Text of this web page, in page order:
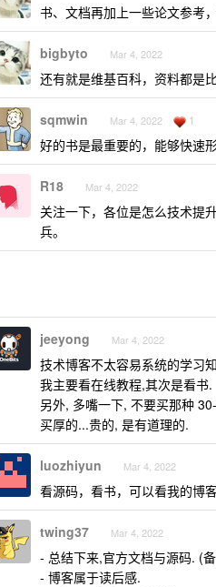
书、文档再加上一些论文参考
bigbyto Mar 4, 2022
还有就是维基百科，资料都是
sqmwin Mar 4, 2022 1
好的书是最重要的，能够快速
R18 Mar 4, 2022
关注一下，各位是怎么技术提
兵。
jeeyong Mar 4, 2022
技术博客不太容易系统的学习
我主要看在线教程,其次是看书.
另外, 多嘴一下, 不要买那种
买厚的...贵的, 是有道理的.
luozhiyun Mar 4, 2022
看源码，看书，可以看我的博
twing37 Mar 4, 2022
- 总结下来,官方文档与源码. (
- 博客属于读后感.